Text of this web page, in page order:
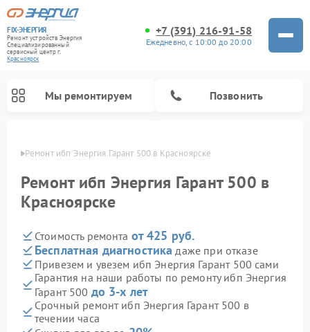
FIX-ЭНЕРГИЯ
Ремонт устройств Энергия
Специализированный
cервисный центр г.
Красноярск
+7 (391) 216-91-58
Ежедневно, с 10:00 до 20:00
Мы ремонтируем Позвонить
Ремонт ибп Энергия Гарант 500 в Красноярске
Ремонт ибп Энергия Гарант 500 в
Красноярске
Стоимость ремонта от 425 руб.
Бесплатная диагностика даже при отказе
Привезем и увезем ибп Энергия Гарант 500 сами
Гарантия на наши работы по ремонту ибп Энергия
Гарант 500 до 3-х лет
Срочный ремонт ибп Энергия Гарант 500 в
течении часа